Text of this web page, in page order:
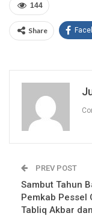
144
Share
PREV POST
Sambut Tahun
Pemkab Pessel
Tabliq Akbar